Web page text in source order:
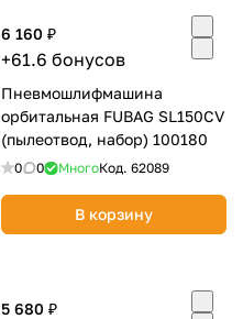
6 160 ₽
+61.6 бонусов
Пневмошлифмашина
орбитальная FUBAG SL150CV
(пылеотвод, набор) 100180
0 0 МногоКод. 62089
В корзину
5 680 ₽